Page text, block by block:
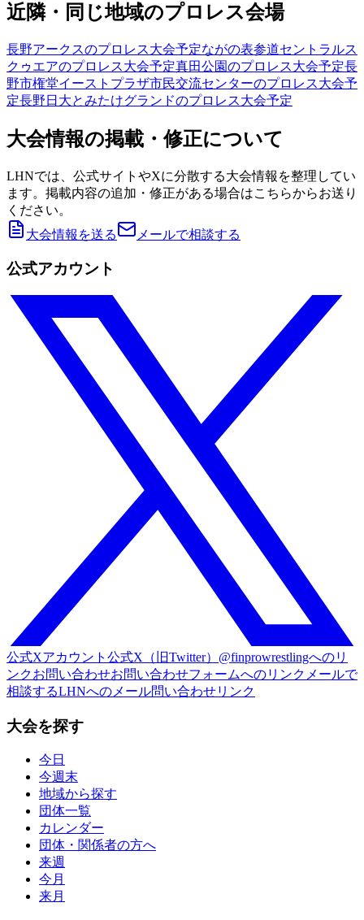
近隣・同じ地域のプロレス会場
長野アークスのプロレス大会予定ながの表参道セントラルス
クゥエアのプロレス大会予定真田公園のプロレス大会予定長
野市権堂イーストプラザ市民交流センターのプロレス大会予
定長野日大とみたけグランドのプロレス大会予定
大会情報の掲載・修正について
LHNでは、公式サイトやXに分散する大会情報を整理してい
ます。掲載内容の追加・修正がある場合はこちらからお送り
ください。
大会情報を送る
メールで相談する
公式アカウント
公式Xアカウント 公式X（旧Twitter）@finprowrestlingへのリ
ンクお問い合わせお問い合わせフォームへのリンク メールで
相談するLHNへのメール問い合わせリンク
大会を探す
今日
今週末
地域から探す
団体一覧
カレンダー
団体・関係者の方へ
来週
今月
来月